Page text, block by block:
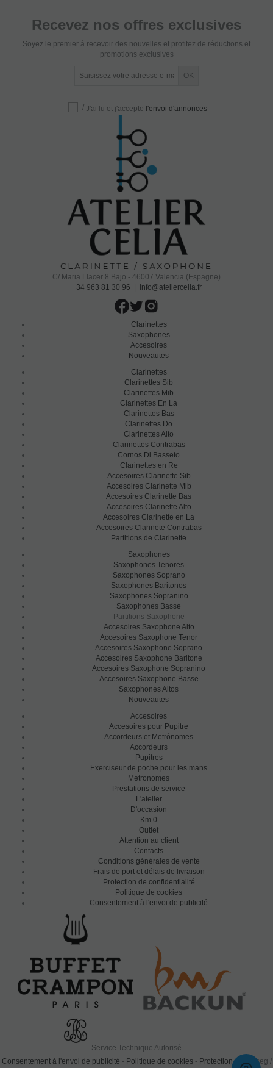
Recevez nos offres exclusives
Soyez le premier á recevoir des nouvelles et profitez de réductions et
promotions exclusives
/ J'ai lu et j'accepte l'envoi d'annonces
C/ Maria Llacer 8 Bajo - 46007 Valencia (Espagne)
+34 963 81 30 96
info@ateliercelia.fr
Clarinettes
Saxophones
Accesoires
Nouveautes
Clarinettes
Clarinettes Sib
Clarinettes Mib
Clarinettes En La
Clarinettes Bas
Clarinettes Do
Clarinettes Alto
Clarinettes Contrabas
Cornos Di Basseto
Clarinettes en Re
Accesoires Clarinette Sib
Accesoires Clarinette Mib
Accesoires Clarinette Bas
Accesoires Clarinette Alto
Accesoires Clarinette en La
Accesoires Clarinete Contrabas
Partitions de Clarinette
Saxophones
Saxophones Tenores
Saxophones Soprano
Saxophones Baritonos
Saxophones Sopranino
Saxophones Basse
Partitions Saxophone
Accesoires Saxophone Alto
Accesoires Saxophone Tenor
Accesoires Saxophone Soprano
Accesoires Saxophone Baritone
Accesoires Saxophone Sopranino
Accesoires Saxophone Basse
Saxophones Altos
Nouveautes
Accesoires
Accesoires pour Pupitre
Accordeurs et Metrónomes
Accordeurs
Pupitres
Exerciseur de poche pour les mans
Metronomes
Prestations de service
L'atelier
D'occasion
Km 0
Outlet
Attention au client
Contacts
Conditions générales de vente
Frais de port et délais de livraison
Protection de confidentialité
Politique de cookies
Consentement à l'envoi de publicité
Service Technique Autorisé
Consentement à l'envoi de publicité - Politique de cookies- Protection 0.624 seg /